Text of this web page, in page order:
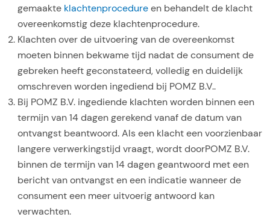
gemaakte klachtenprocedureen behandelt de klacht
overeenkomstig deze klachtenprocedure.
Klachten over de uitvoering van de overeenkomst
moeten binnen bekwame tijd nadat de consument de
gebreken heeft geconstateerd, volledig en duidelijk
omschreven worden ingediend bij POMZ B.V..
Bij POMZ B.V. ingediende klachten worden binnen een
termijn van 14 dagen gerekend vanaf de datum van
ontvangst beantwoord. Als een klacht een voorzienbaar
langere verwerkingstijd vraagt, wordt doorPOMZ B.V.
binnen de termijn van 14 dagen geantwoord met een
bericht van ontvangst en een indicatie wanneer de
consument een meer uitvoerig antwoord kan
verwachten.